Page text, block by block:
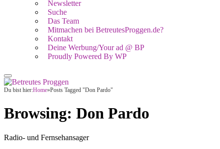
Newsletter
Suche
Das Team
Mitmachen bei BetreutesProggen.de?
Kontakt
Deine Werbung/Your ad @ BP
Proudly Powered By WP
Du bist hier:Home»Posts Tagged "Don Pardo"
Browsing: Don Pardo
Radio- und Fernsehansager